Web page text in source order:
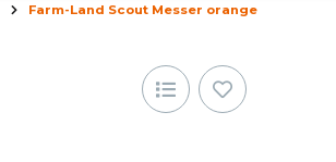
Farm-Land Scout Messer orange